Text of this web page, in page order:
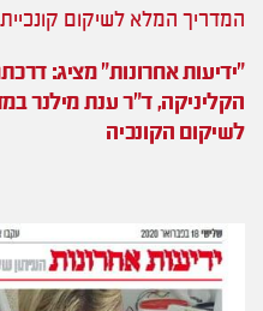
המדריך המלא לשיקום קונכיית
"ידיעות אחרונות" מציג:
הקליניקה, ד"ר ענת מילנר
לשיקום הקונכיה